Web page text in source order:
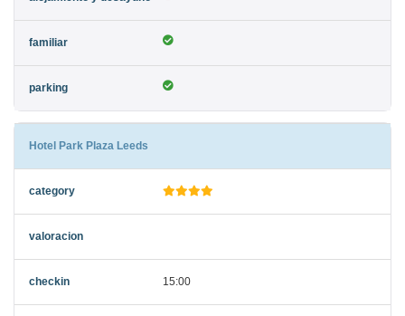
Hotel Park Plaza Leeds
15:00